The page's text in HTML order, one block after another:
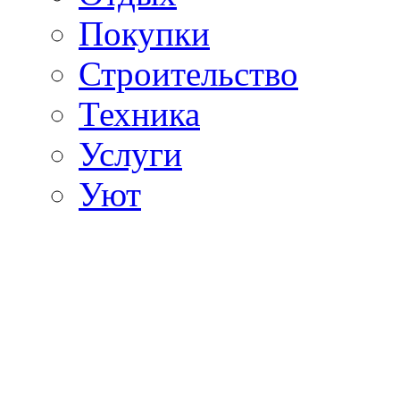
Покупки
Строительство
Техника
Услуги
Уют